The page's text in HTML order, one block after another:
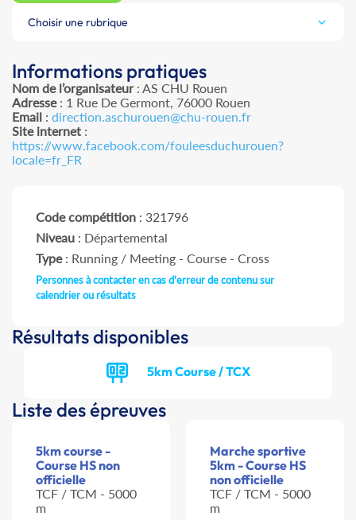
Choisir une rubrique
Informations pratiques
Nom de l’organisateur: AS CHU Rouen
Adresse: 1 Rue De Germont, 76000 Rouen
Email : direction.aschurouen@chu-rouen.fr
Site internet :
https://www.facebook.com/fouleesduchurouen?
locale=fr_FR
Code compétition : 321796
Niveau : Départemental
Type: Running / Meeting - Course - Cross
Personnes à contacter en cas d'erreur de contenu sur
calendrier ou résultats
Résultats disponibles
5km Course / TCX
Liste des épreuves
5km course -
Course HS non
officielle
TCF / TCM - 5000
m
Marche sportive
5km - Course HS
non officielle
TCF / TCM - 5000
m